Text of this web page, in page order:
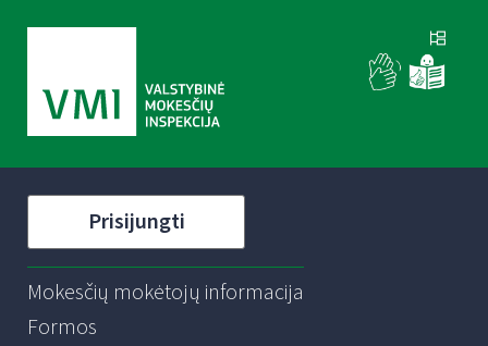
Prisijungti
Mokesčių mokėtojų informacija
Formos